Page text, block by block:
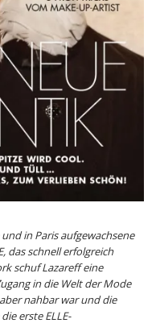
in Paris aufgewachsene
das schnell erfolgreich
schuf Lazareff eine
in die Welt der Mode
nahbar war und die
erste ELLE-